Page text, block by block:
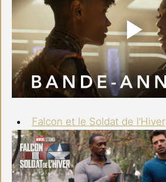
Falcon et le Soldat de l’Hiver